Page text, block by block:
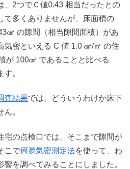
、2つでＣ値0.43 相当だったとの
て多くありませんが、床面積の
㎠ の隙間（相当隙間面積）があ
気密といえる C 値 1.0 ㎠/㎡ の住
が 100㎠ であることと比べる
。
査結果では、どういうわけか床下
。
宅の点検口では、そこまで隙間が
こで簡易気密測定法を使って、わ
を調べてみることにしました。